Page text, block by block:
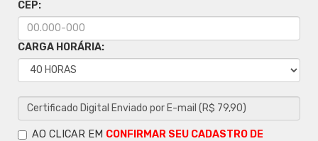
CEP:
CARGA HORÁRIA:
AO CLICAR EM CONFIRMAR SEU CADASTRO DE